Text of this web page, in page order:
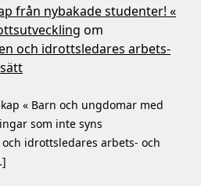
från nybakade studenter! «
om
och idrottsledares arbets-
« Barn och ungdomar med
som inte syns
idrottsledares arbets- och